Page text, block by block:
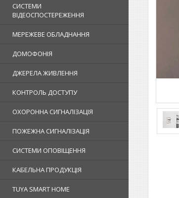
СИСТЕМИ
ВІДЕОСПОСТЕРЕЖЕННЯ
МЕРЕЖЕВЕ ОБЛАДНАННЯ
ДОМОФОНІЯ
ДЖЕРЕЛА ЖИВЛЕННЯ
КОНТРОЛЬ ДОСТУПУ
ОХОРОННА СИГНАЛІЗАЦІЯ
ПОЖЕЖНА СИГНАЛІЗАЦІЯ
СИСТЕМИ ОПОВІЩЕННЯ
КАБЕЛЬНА ПРОДУКЦІЯ
TUYA SMART HOME